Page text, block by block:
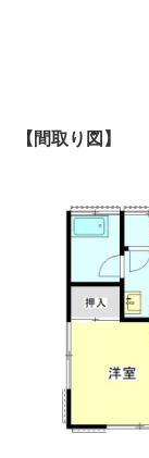
【間取り図】